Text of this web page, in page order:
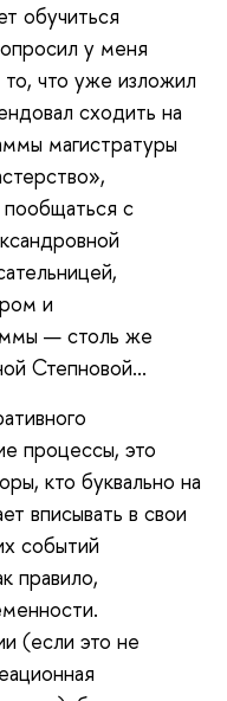
обучиться
у меня
то, что уже изложил
сходить на
магистратуры
пообщаться с
и
— столь же
Степновой...
процессы, это
кто буквально на
вписывать в свои
событий
правило,
(если это не